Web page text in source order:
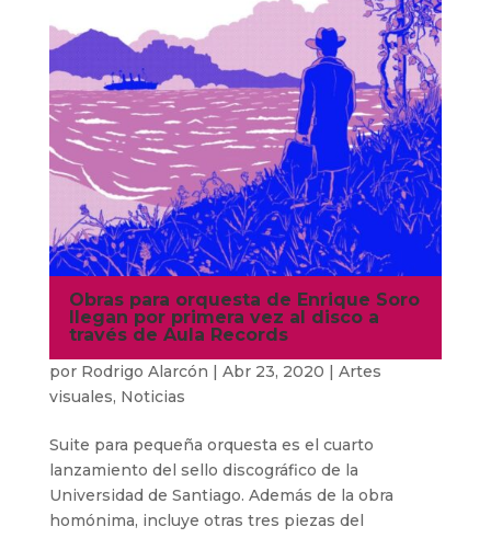
Obras para orquesta de Enrique Soro
llegan por primera vez al disco a
través de Aula Records
por Rodrigo Alarcón | Abr 23, 2020 | Artes
visuales, Noticias
Suite para pequeña orquesta es el cuarto
lanzamiento del sello discográfico de la
Universidad de Santiago. Además de la obra
homónima, incluye otras tres piezas del